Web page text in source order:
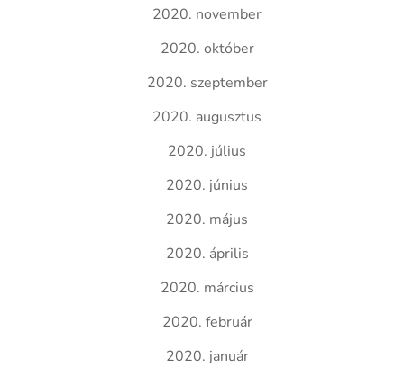
2020. november
2020. október
2020. szeptember
2020. augusztus
2020. július
2020. június
2020. május
2020. április
2020. március
2020. február
2020. január